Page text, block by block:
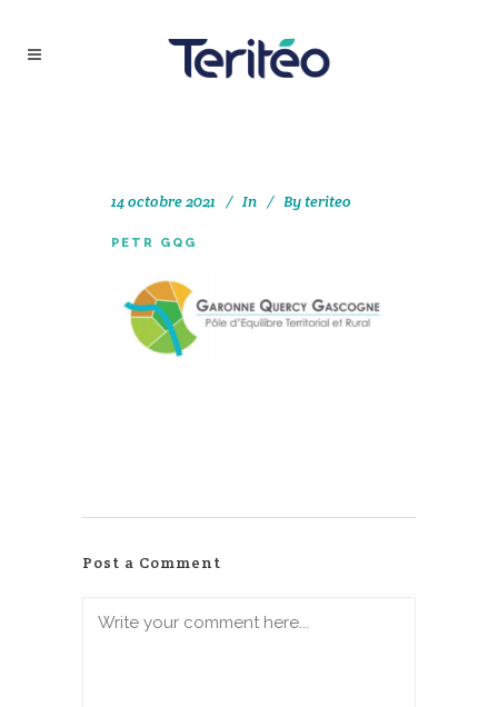
14 octobre 2021 In Byteriteo
PETR GQG
Post a Comment